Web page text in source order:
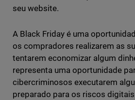
seu website.
A Black Friday é uma
os compradores realizarem as
tentarem economizar algum
representa uma oportunidade
cibercriminosos executarem
preparado para os riscos